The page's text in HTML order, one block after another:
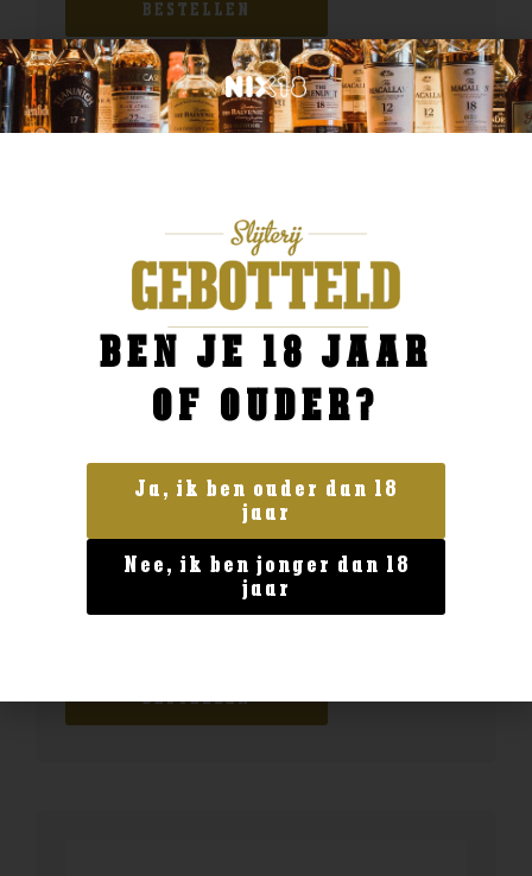
BESTELLEN
Geen categorie
Delamain Vesper XO
BESTELLEN
BEN JE 18 JAAR
OF OUDER?
Ja, ik ben ouder dan 18
jaar
Nee, ik ben jonger dan 18
jaar